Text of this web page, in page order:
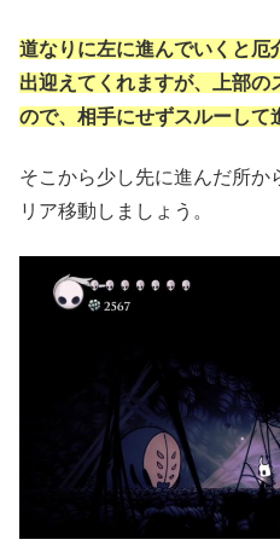
道なりに左に進んでいくと厄
出迎えてくれますが、上部の
ので、相手にせずスルーして
そこから少し先に進んだ所か
リア移動しましょう。